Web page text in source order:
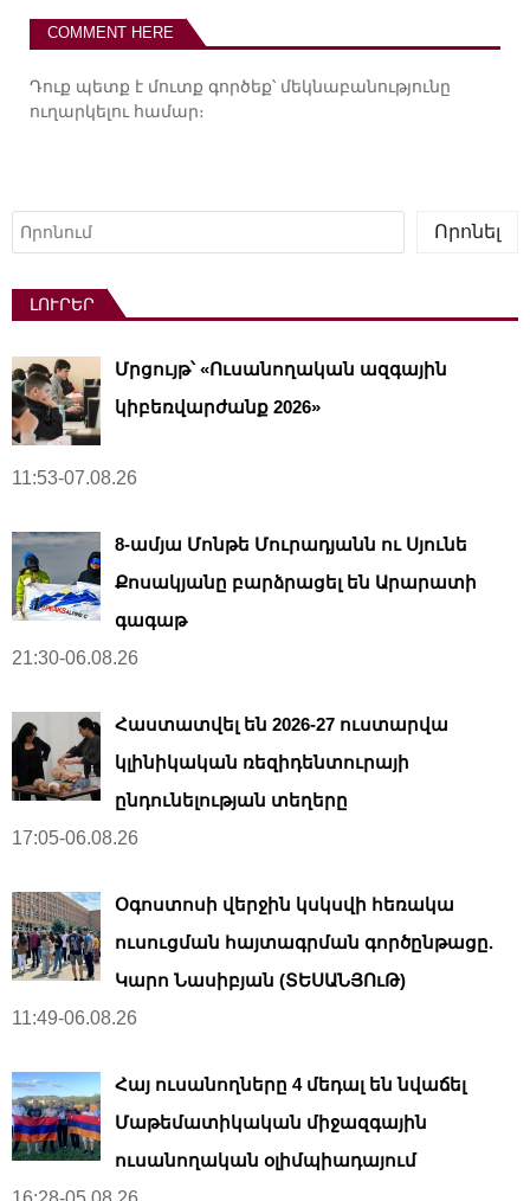
COMMENT HERE
Դուք պետք է մուտք գործեք՝ մեկնաբանությունը
ուղարկելու համար։
Որոնել
Որոնել
ԼՈՒՐԵՐ
Մրցույթ՝ «Ուսանողական ազգային
կիբեռվարժանք 2026»
11:53-07.08.26
8-ամյա Մոնթե Մուրադյանն ու Սյունե
Քոսակյանը բարձրացել են Արարատի
գագաթ
21:30-06.08.26
Հաստատվել են 2026-27 ուստարվա
կլինիկական ռեզիդենտուրայի
ընդունելության տեղերը
17:05-06.08.26
Օգոստոսի վերջին կսկսվի հեռակա
ուսուցման հայտագրման գործընթացը.
Կարո Նասիբյան (ՏԵՍԱՆՅՈւԹ)
11:49-06.08.26
Հայ ուսանողները 4 մեդալ են նվաճել
Մաթեմատիկական միջազգային
ուսանողական օլիմպիադայում